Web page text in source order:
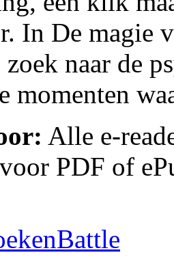
In De magie
naar de
momenten
Alle e-
PDF of